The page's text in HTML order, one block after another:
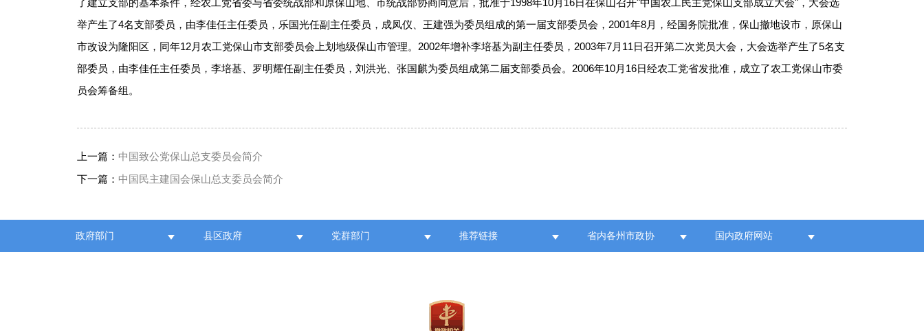
了建立支部的基本条件，经农工党省委与省委统战部和原保山地、市统战部协商同意后，批准于1998年10月16日在保山召开"中国农工民主党保山支部成立大会"，大会选
举产生了4名支部委员，由李佳任主任委员，乐国光任副主任委员，成凤仪、王建强为委员组成的第一届支部委员会，2001年8月，经国务院批准，保山撤地设市，原保山
市改设为隆阳区，同年12月农工党保山市支部委员会上划地级保山市管理。2002年增补李培基为副主任委员，2003年7月11日召开第二次党员大会，大会选举产生了5名支
部委员，由李佳任主任委员，李培基、罗明耀任副主任委员，刘洪光、张国麒为委员组成第二届支部委员会。2006年10月16日经农工党省发批准，成立了农工党保山市委
员会筹备组。
上一篇： 中国致公党保山总支委员会简介
下一篇： 中国民主建国会保山总支委员会简介
政府部门 县区政府 党群部门 推荐链接 省内各州市政协 国内政府网站